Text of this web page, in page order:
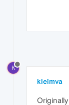
K
kleimva